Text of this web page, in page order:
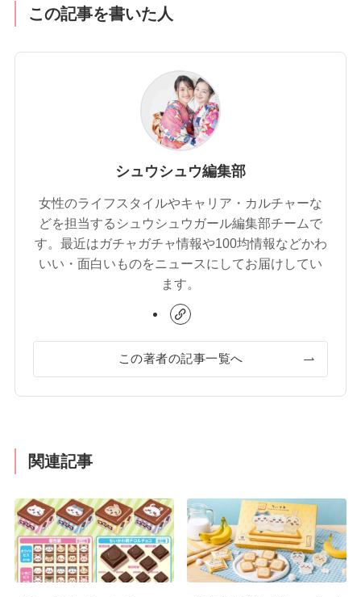
この記事を書いた人
シュウシュウ編集部
女性のライフスタイルやキャリア・カルチャーな
どを担当するシュウシュウガール編集部チームで
す。最近はガチャガチャ情報や100均情報などかわ
いい・面白いものをニュースにしてお届けしてい
ます。
この著者の記事一覧へ
関連記事